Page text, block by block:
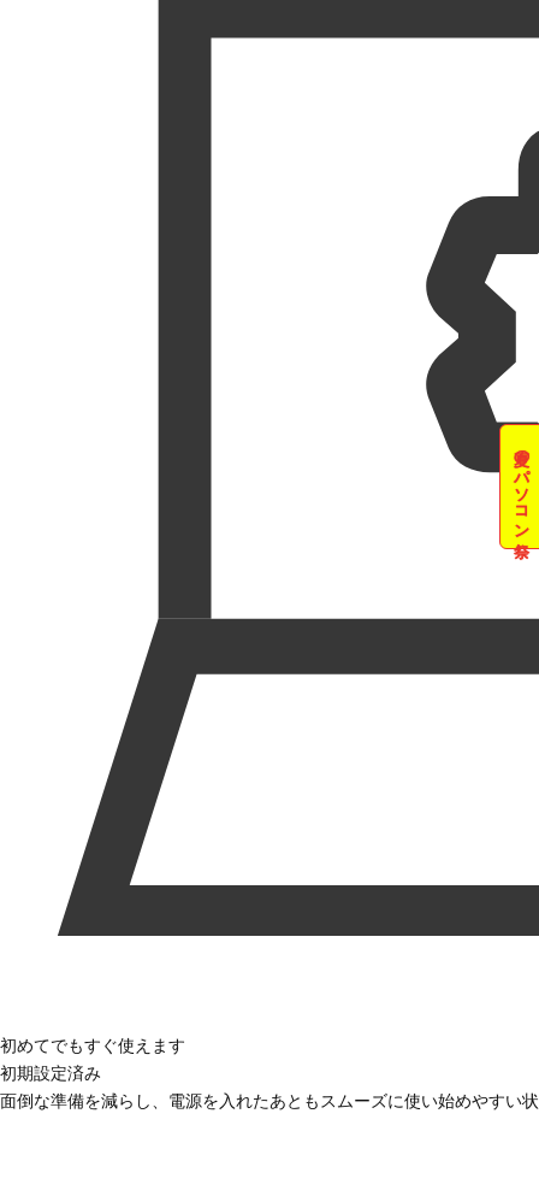
夏のパソコン祭
初めてでもすぐ使えます
初期設定済み
面倒な準備を減らし、電源を入れたあともスムーズに使い始めやすい